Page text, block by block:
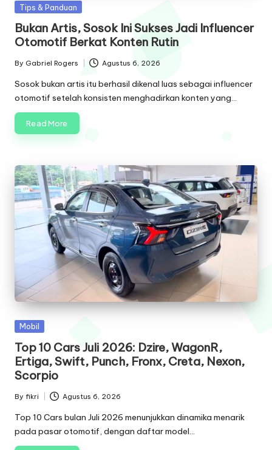
Posted
Tips & Panduan
Bukan Artis, Sosok Ini Sukses Jadi Influencer
Otomotif Berkat Konten Rutin
Posted
by
By Gabriel Rogers Agustus 6, 2026
Sosok bukan artis itu berhasil dikenal luas sebagai influencer
otomotif setelah konsisten menghadirkan konten yang…
Read More
Posted
Mobil
Top 10 Cars Juli 2026: Dzire, WagonR,
Ertiga, Swift, Punch, Fronx, Creta, Nexon,
Scorpio
Posted
by
By fikri Agustus 6, 2026
Top 10 Cars bulan Juli 2026 menunjukkan dinamika menarik
pada pasar otomotif, dengan daftar model…